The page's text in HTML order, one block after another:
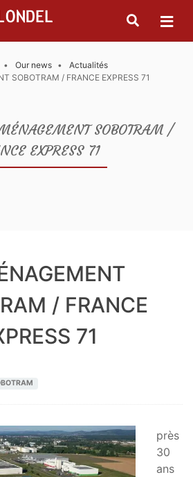
Our news
Actualités
SOBOTRAM / FRANCE EXPRESS 71
SOBOTRAM /
EXPRESS 71
/ FRANCE
71
près
30
ans